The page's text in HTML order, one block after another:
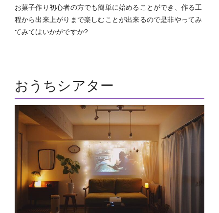
お菓子作り初心者の方でも簡単に始めることができ、作る工
程から出来上がりまで楽しむことが出来るので是非やってみ
てみてはいかがですか?
おうちシアター